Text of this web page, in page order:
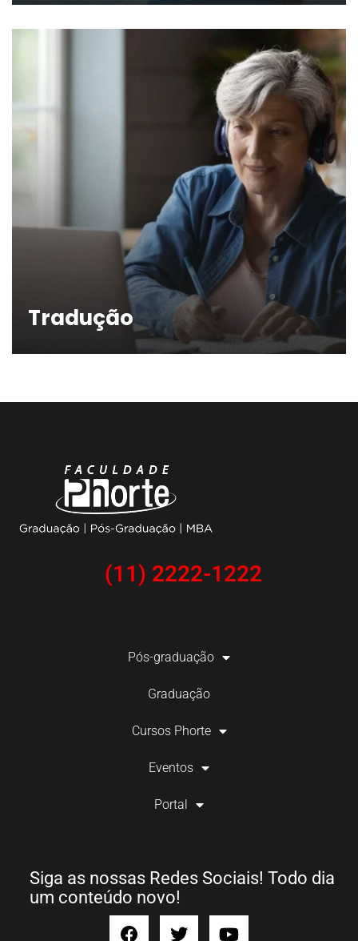
Tradução
(11) 2222-1222
Pós-graduação
Graduação
Cursos Phorte
Eventos
Portal
Siga as nossas Redes Sociais! Todo dia
um conteúdo novo!